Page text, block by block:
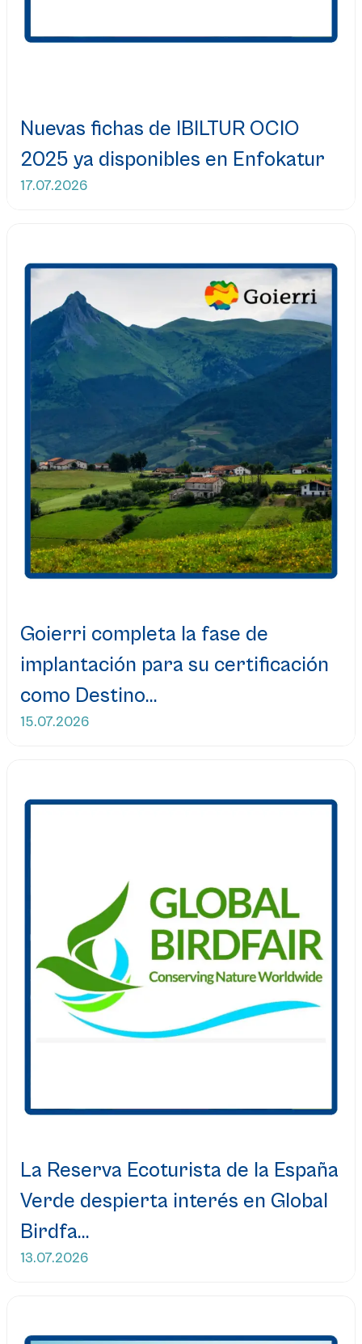
Nuevas fichas de IBILTUR OCIO
2025 ya disponibles en Enfokatur
17.07.2026
Goierri completa la fase de
implantación para su certificación
como Destino...
15.07.2026
La Reserva Ecoturista de la España
Verde despierta interés en Global
Birdfa...
13.07.2026